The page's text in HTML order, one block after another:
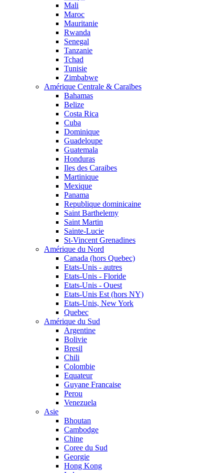
Mali
Maroc
Mauritanie
Rwanda
Senegal
Tanzanie
Tchad
Tunisie
Zimbabwe
Amérique Centrale & Caraïbes
Bahamas
Belize
Costa Rica
Cuba
Dominique
Guadeloupe
Guatemala
Honduras
Iles des Caraibes
Martinique
Mexique
Panama
Republique dominicaine
Saint Barthelemy
Saint Martin
Sainte-Lucie
St-Vincent Grenadines
Amérique du Nord
Canada (hors Quebec)
Etats-Unis - autres
Etats-Unis - Floride
Etats-Unis - Ouest
Etats-Unis Est (hors NY)
Etats-Unis, New York
Quebec
Amérique du Sud
Argentine
Bolivie
Bresil
Chili
Colombie
Equateur
Guyane Francaise
Perou
Venezuela
Asie
Bhoutan
Cambodge
Chine
Coree du Sud
Georgie
Hong Kong